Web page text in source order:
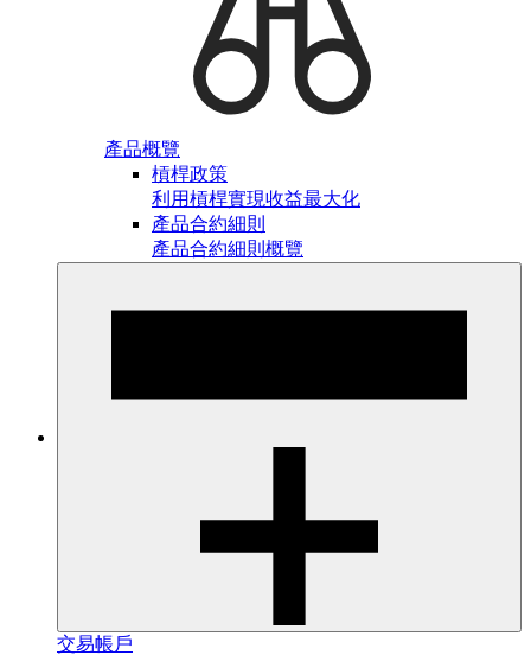
產品概覽
槓桿政策
利用槓桿實現收益最大化
產品合約細則
產品合約細則概覽
交易帳戶